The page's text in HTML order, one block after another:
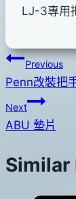
年
02
日
LJ-3專用
文
章
導
Previous
Penn改裝把
Next
ABU 墊片
Similar